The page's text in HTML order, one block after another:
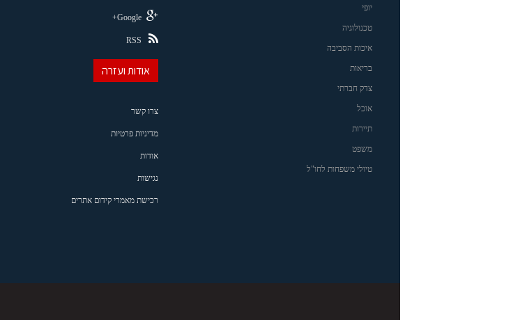
יופי
טכנולוגיה
איכות הסביבה
בריאות
צדק חברתי
אוכל
תיירות
משפט
טיולי משפחות לחו"ל
Google+
RSS
אודות ועזרה
צרו קשר
מדיניות פרטיות
אודות
נגישות
רכישת מאמרי קידום אתרים